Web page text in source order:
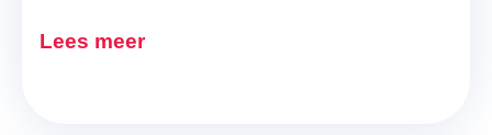
Lees meer